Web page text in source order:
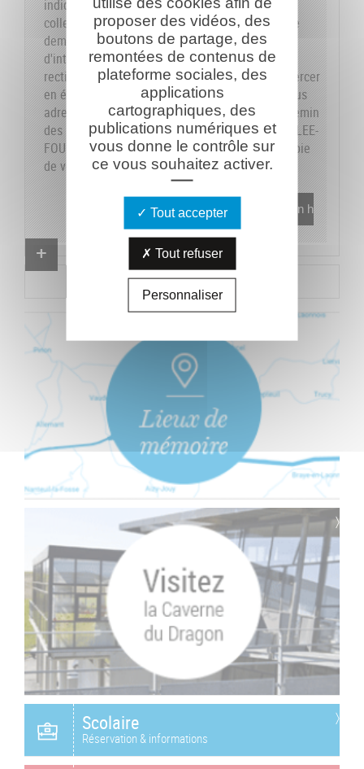
indiquons sur le formulaire les données dont la
collecte est obligatoire pour pouvoir traiter votre
demande. Vous disposez de vos droits
d'interrogation, accès, modification, opposition,
rectification et suppression que vous pouvez exercer
en écrivant au responsable du traitement, en vous
adressant à la Caverne du Dragon-Musée du Chemin
des Dames - RD 18 CD - 02160 OULCHES-LA-VALLEE-
FOULON et en joignant à votre demande une copie
de votre pièce d'identité.En savoir plus
Proposer un combattant
Proposer un document
Scolaire
Réservation & informations
proposer des vidéos, des
boutons de partage, des
remontées de contenus de
plateforme sociales, des
applications
cartographiques, des
publications numériques et
vous donne le contrôle sur
ce vous souhaitez activer.
Tout accepter
Tout refuser
Personnaliser